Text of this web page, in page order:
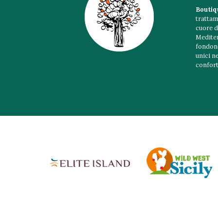
cuore
unici